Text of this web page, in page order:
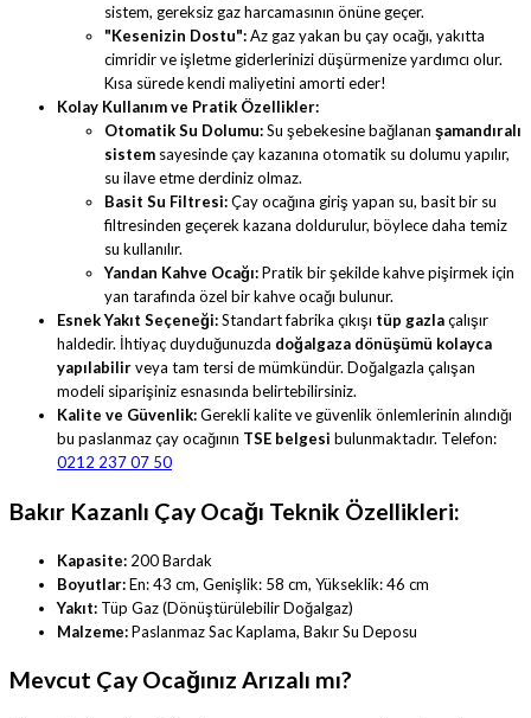
sistem, gereksiz gaz harcamasının önüne geçer.
"Kesenizin Dostu":Az gaz yakan bu çay ocağı, yakıtta
cimridir ve işletme giderlerinizi düşürmenize yardımcı olur.
Kısa sürede kendi maliyetini amorti eder!
Kolay Kullanım ve Pratik Özellikler:
Otomatik Su Dolumu:Su şebekesine bağlanan şamandıralı
sistem sayesinde çay kazanına otomatik su dolumu yapılır,
su ilave etme derdiniz olmaz.
Basit Su Filtresi:Çay ocağına giriş yapan su, basit bir su
filtresinden geçerek kazana doldurulur, böylece daha temiz
su kullanılır.
Yandan Kahve Ocağı:Pratik bir şekilde kahve pişirmek için
yan tarafında özel bir kahve ocağı bulunur.
Esnek Yakıt Seçeneği:Standart fabrika çıkışı tüp gazlaçalışır
haldedir. İhtiyaç duyduğunuzda doğalgaza dönüşümü kolayca
yapılabilirveya tam tersi de mümkündür. Doğalgazla çalışan
modeli siparişiniz esnasında belirtebilirsiniz.
Kalite ve Güvenlik:Gerekli kalite ve güvenlik önlemlerinin alındığı
bu paslanmaz çay ocağının TSE belgesi bulunmaktadır. Telefon:
0212 237 07 50
Bakır Kazanlı Çay Ocağı Teknik Özellikleri:
Kapasite: 200 Bardak
Boyutlar:En: 43 cm, Genişlik: 58 cm, Yükseklik: 46 cm
Yakıt: Tüp Gaz (Dönüştürülebilir Doğalgaz)
Malzeme:Paslanmaz Sac Kaplama, Bakır Su Deposu
Mevcut Çay Ocağınız Arızalı mı?